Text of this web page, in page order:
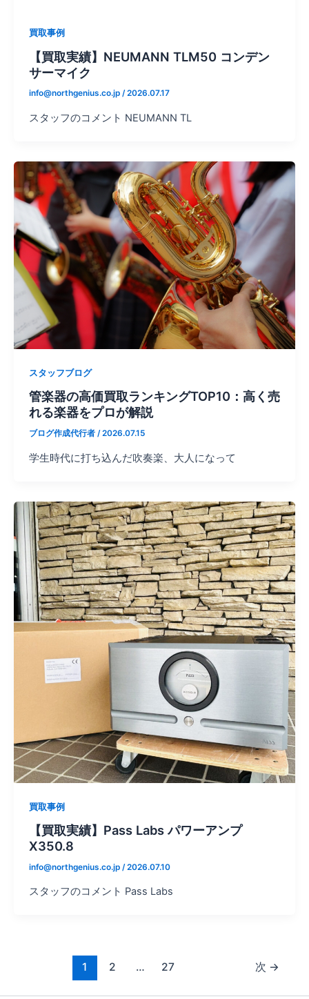
買取事例
【買取実績】NEUMANN TLM50 コンデン
サーマイク
info@northgenius.co.jp /2026.07.17
スタッフのコメント NEUMANN TL
スタッフブログ
管楽器の高価買取ランキングTOP10：高く売
れる楽器をプロが解説
ブログ作成代行者 /2026.07.15
学生時代に打ち込んだ吹奏楽、大人になって
買取事例
【買取実績】Pass Labs パワーアンプ
X350.8
info@northgenius.co.jp /2026.07.10
スタッフのコメント Pass Labs
1 2 … 27 次 →